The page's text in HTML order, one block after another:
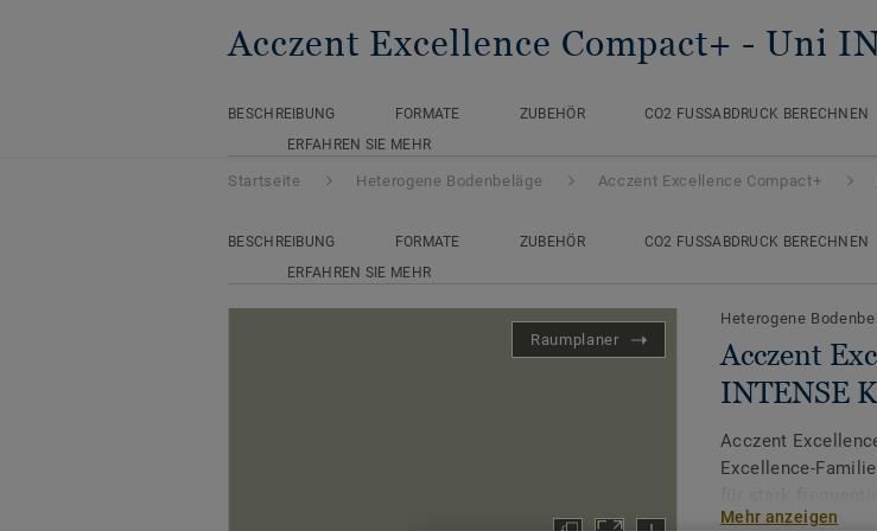
Acczent Excellence Compact+ - Uni
BESCHREIBUNG FORMATE ZUBEHÖR CO2 FUSSABDRUCK BERECHNEN
ERFAHREN SIE MEHR
Startseite Heterogene Bodenbeläge Acczent Excellence Compact+
BESCHREIBUNG FORMATE ZUBEHÖR CO2 FUSSABDRUCK BERECHNEN
ERFAHREN SIE MEHR
Raumplaner
Heterogene
Acczent
INTENSE
Acczent
Excellence-
Verhältnis von
Mehr anzeigen